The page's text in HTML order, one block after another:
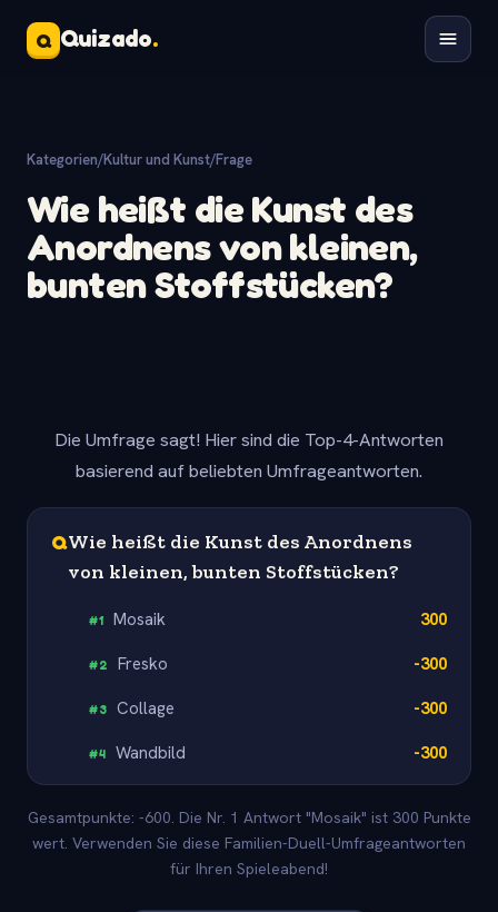
Q Quizado.
Kategorien/Kultur und Kunst/Frage
Wie heißt die Kunst des
Anordnens von kleinen,
bunten Stoffstücken?
Die Umfrage sagt! Hier sind die Top-4-Antworten
basierend auf beliebten Umfrageantworten.
QWie heißt die Kunst des Anordnens
von kleinen, bunten Stoffstücken?
#1 Mosaik 300
#2 Fresko -300
#3 Collage -300
#4 Wandbild -300
Gesamtpunkte: -600. Die Nr. 1 Antwort "Mosaik" ist 300 Punkte
wert. Verwenden Sie diese Familien-Duell-Umfrageantworten
für Ihren Spieleabend!